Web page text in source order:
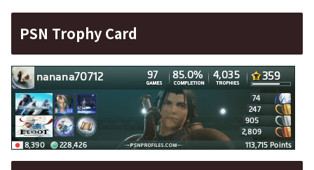
PSN Trophy Card